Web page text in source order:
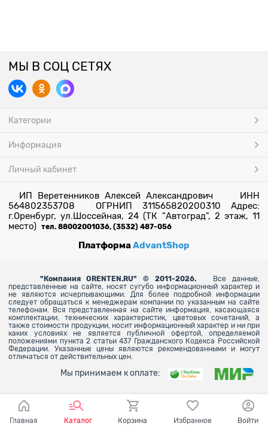
МЫ В СОЦ СЕТЯХ
Категории
Информация
Личный кабинет
ИП Веретенников Алексей Александрович ИНН
564802353708 ОГРНИП 311565820200310 Адрес:
г.Оренбург, ул.Шоссейная, 24 (ТК "Автоград", 2 этаж, 11
место) тел. 88002001036, (3532) 487-056
ПлатформаAdvantShop
" Компания ORENTEN.RU" © 2011-2026.
Все данные,
представленные на сайте, носят сугубо информационный характер и
не являются исчерпывающими. Для более подробной информации
следует обращаться к менеджерам компании по указанным на сайте
телефонам. Вся представленная на сайте информация, касающаяся
комплектации, технических характеристик, цветовых сочетаний, а
также стоимости продукции, носит информационный характер и ни при
каких условиях не является публичной офертой, определяемой
положениями пункта 2 статьи 437 Гражданского Кодекса Российской
Федерации. Указанные цены являются рекомендованными и могут
отличаться от действительных цен.
Мы принимаем к оплате:
Главная Каталог Корзина Избранное Войти